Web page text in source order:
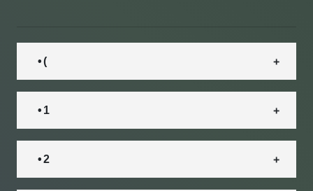
• (
• 1
• 2